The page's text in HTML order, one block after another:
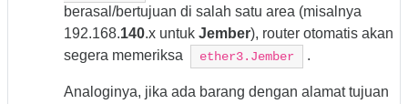
berasal/bertujuan di salah satu area (misalnya
192.168.140.x untuk Jember), router otomatis akan
segera memeriksa
ether3.Jember .
Analoginya, jika ada barang dengan alamat tujuan